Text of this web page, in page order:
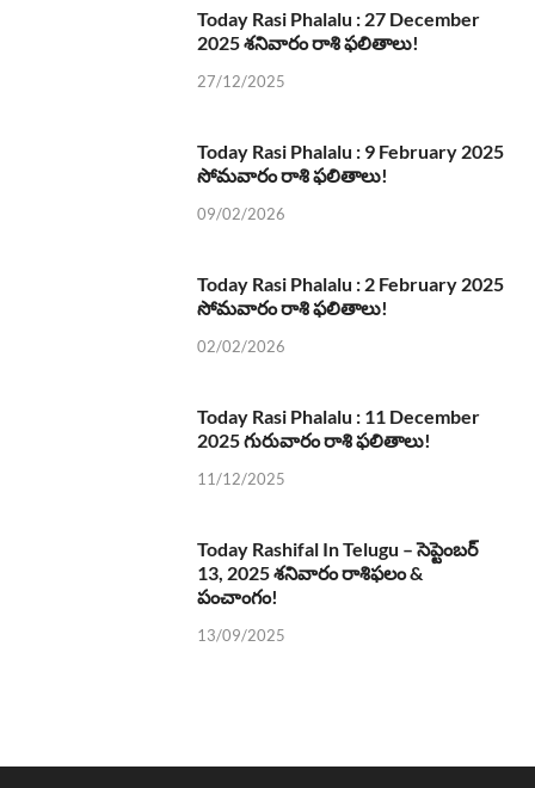
Today Rasi Phalalu : 27 December
2025 శనివారం రాశి ఫలితాలు!
27/12/2025
Today Rasi Phalalu : 9 February 2025
సోమవారం రాశి ఫలితాలు!
09/02/2026
Today Rasi Phalalu : 2 February 2025
సోమవారం రాశి ఫలితాలు!
02/02/2026
Today Rasi Phalalu : 11 December
2025 గురువారం రాశి ఫలితాలు!
11/12/2025
Today Rashifal In Telugu – సెప్టెంబర్
13, 2025 శనివారం రాశిఫలం &
పంచాంగం!
13/09/2025